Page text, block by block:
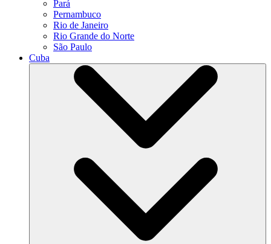
Pará
Pernambuco
Rio de Janeiro
Rio Grande do Norte
São Paulo
Cuba